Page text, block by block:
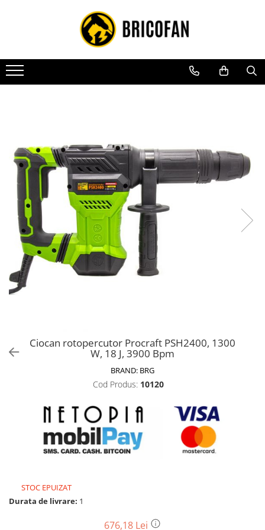
Toate Produsele
Vehicule electrice
Atv
Motocross
Piese de schimb vehicule electrice
Scutere electrice
Scutere pe benzina
Tricicluri cargo fara permis
Tricicluri persoane
Trotinete electrice
Biciclete, trotinete, triciclete
Biciclete electrice
Motoburghie si accesorii
Drujbe pe benzina
Drujbe cu acumulator
Consumabile drujbe, fierastraie
Unelte electrice busteni
Mori cereale si batoze porumb
Batoze - mori desfacat porumb
Ciocan rotopercutor Procraft PSH2400, 1300
W, 18 J, 3900 Bpm
BRAND: BRG
Cod Produs: 10120
STOC EPUIZAT
Durata de livrare: 1
676,18 Lei